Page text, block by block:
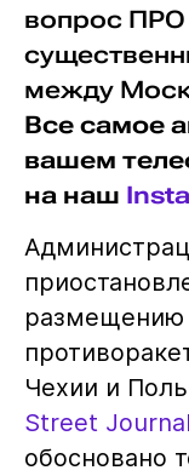
вопрос ПРО
между
Все самое
вашем
на наш
размещению
Чехии и
Street Journal
обосновано